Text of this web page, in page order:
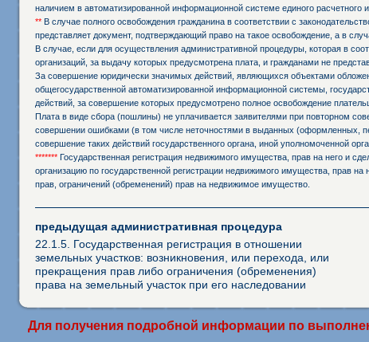
наличием в автоматизированной информационной системе единого
** В случае полного освобождения гражданина в соответствии с
представляет документ, подтверждающий право на такое освобождение, а в
В случае, если для осуществления административной процедуры, которая в
организаций, за выдачу которых предусмотрена плата, и гражданами не
За совершение юридически значимых действий, являющихся объектами
общегосударственной автоматизированной информационной системы,
действий, за совершение которых предусмотрено полное освобождение
Плата в виде сбора (пошлины) не уплачивается заявителями при повторном
совершении ошибками (в том числе неточностями в выданных (оформленных,
совершение таких действий государственного органа, иной уполномоченной
******* Государственная регистрация недвижимого имущества, прав на него и
организацию по государственной регистрации недвижимого имущества, прав
прав, ограничений (обременений) прав на недвижимое имущество.
предыдущая административная процедура
22.1.5. Государственная регистрация в отношении
земельных участков: возникновения, или перехода, или
прекращения прав либо ограничения (обременения)
права на земельный участок при его наследовании
Для получения подробной информации по